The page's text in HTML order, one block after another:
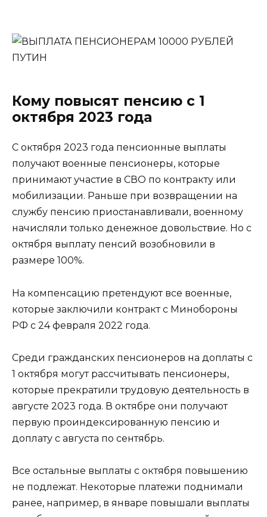
Кому повысят пенсию с 1
октября 2023 года
С октября 2023 года пенсионные выплаты
получают военные пенсионеры, которые
принимают участие в СВО по контракту или
мобилизации. Раньше при возвращении на
службу пенсию приостанавливали, военному
начисляли только денежное довольствие. Но с
октября выплату пенсий возобновили в
размере 100%.
На компенсацию претендуют все военные,
которые заключили контракт с Минобороны
РФ с 24 февраля 2022 года.
Среди гражданских пенсионеров на доплаты с
1 октября могут рассчитывать пенсионеры,
которые прекратили трудовую деятельность в
августе 2023 года. В октябре они получают
первую проиндексированную пенсию и
доплату с августа по сентябрь.
Все остальные выплаты с октября повышению
не подлежат. Некоторые платежи поднимали
ранее, например, в январе повышали выплаты